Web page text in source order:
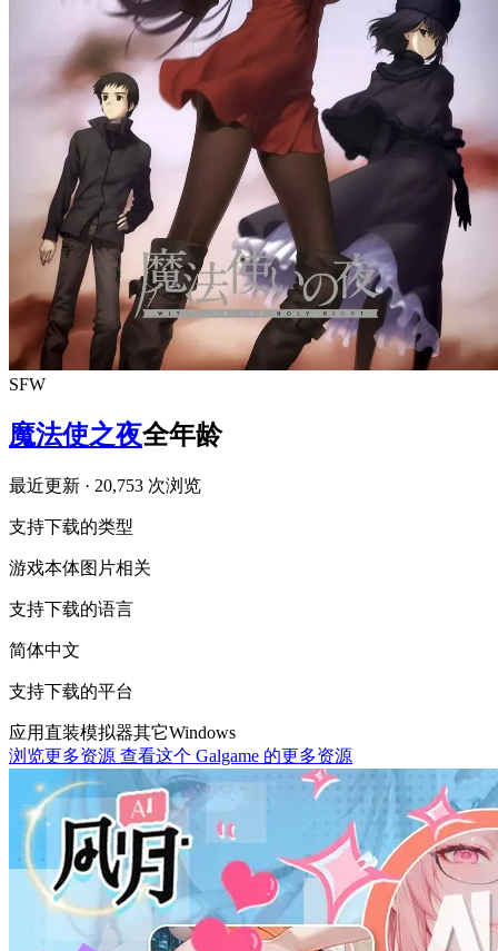
SFW
魔法使之夜全年龄
最近更新 · 20,753 次浏览
支持下载的类型
游戏本体图片相关
支持下载的语言
简体中文
支持下载的平台
应用直装模拟器其它Windows
浏览更多资源 查看这个 Galgame 的更多资源